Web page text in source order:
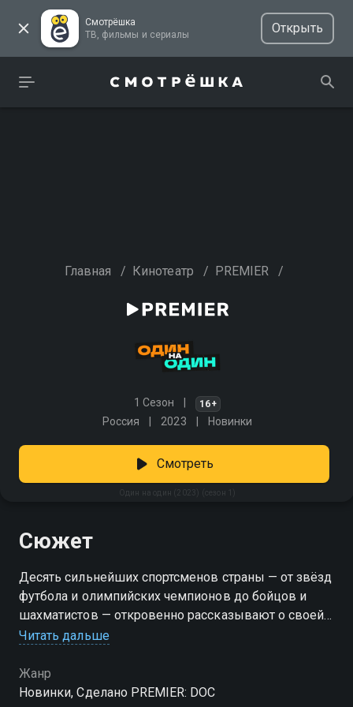
Смотрёшка
ТВ, фильмы и сериалы
Открыть
Главная / Кинотеатр / PREMIER /
1 Сезон 16+
Россия 2023 Новинки
Один на один (2023) (сезон 1)
Смотреть
Сюжет
Десять сильнейших спортсменов страны — от звёзд
футбола и олимпийских чемпионов до бойцов и
шахматистов — откровенно рассказывают о своей
цене успеха. В документальном сериале герои
неудачах и личных кризисах. Каково это —
постоянно быть первым? На что они пошли ради
Читать дальше
Жанр
Новинки, Сделано PREMIER: DOC